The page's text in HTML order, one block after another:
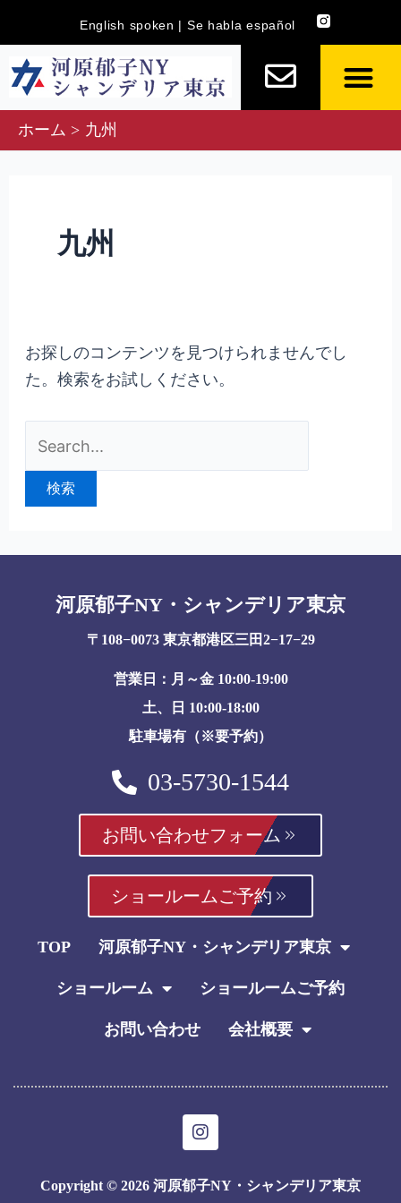
を
ッ
English spoken | Se habla español
ホーム 九州
九州
お探しのコンテンツを見つけられませんでし
た。検索をお試しください。
対
象:
河原郁子NY・シャンデリア東京
〒108−0073 東京都港区三田2−17−29
営業日：月～金 10:00-19:00
土、日 10:00-18:00
駐車場有（※要予約）
03-5730-1544
お問い合わせフォーム
ショールームご予約
TOP 河原郁子NY・シャンデリア東京
ショールーム ショールームご予約
お問い合わせ 会社概要
I
n
t
a
Copyright © 2026 河原郁子NY・シャンデリア東京